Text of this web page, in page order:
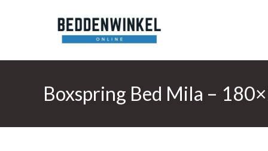
Boxspring Bed Mila –